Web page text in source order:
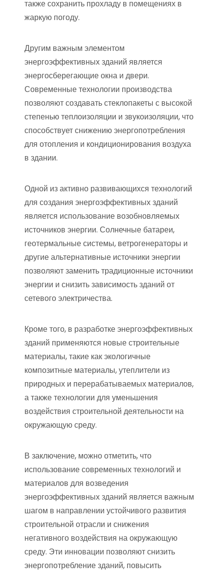
также сохранить прохладу в помещениях в
жаркую погоду.
Другим важным элементом
энергоэффективных зданий является
энергосберегающие окна и двери.
Современные технологии производства
позволяют создавать стеклопакеты с высокой
степенью теплоизоляции и звукоизоляции, что
способствует снижению энергопотребления
для отопления и кондиционирования воздуха
в здании.
Одной из активно развивающихся технологий
для создания энергоэффективных зданий
является использование возобновляемых
источников энергии. Солнечные батареи,
геотермальные системы, ветрогенераторы и
другие альтернативные источники энергии
позволяют заменить традиционные источники
энергии и снизить зависимость зданий от
сетевого электричества.
Кроме того, в разработке энергоэффективных
зданий применяются новые строительные
материалы, такие как экологичные
композитные материалы, утеплители из
природных и перерабатываемых материалов,
а также технологии для уменьшения
воздействия строительной деятельности на
окружающую среду.
В заключение, можно отметить, что
использование современных технологий и
материалов для возведения
энергоэффективных зданий является важным
шагом в направлении устойчивого развития
строительной отрасли и снижения
негативного воздействия на окружающую
среду. Эти инновации позволяют снизить
энергопотребление зданий, повысить